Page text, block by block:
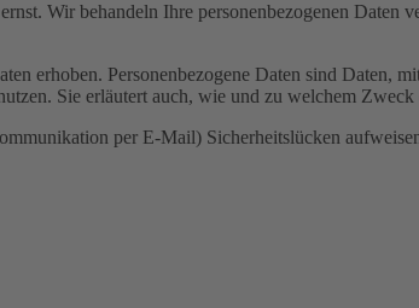
Wir behandeln Ihre personenbezogenen
erhoben. Personenbezogene Daten sind
Sie erläutert auch, wie und zu welchem Zweck
per E-Mail) Sicherheitslücken